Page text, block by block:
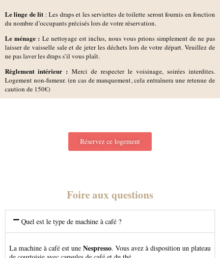
Le linge de lit : Les draps et les serviettes de toilette seront fournis en fonction
du nombre d’occupants précisés lors de votre réservation.
Le ménage : Le nettoyage est inclus, nous vous prions simplement de ne pas
laisser de vaisselle sale et de jeter les déchets lors de votre départ. Veuillez de
ne pas laver les draps s’il vous plaît.
Règlement intérieur : Merci de respecter le voisinage, soirées interdites.
Logement non-fumeur. (en cas de manquement, cela entraînera une retenue de
caution de 150€)
Réservez ce logement
Foire aux questions
Quel est le type de machine à café ?
La machine à café est une Nespresso. Vous avez à disposition un plateau